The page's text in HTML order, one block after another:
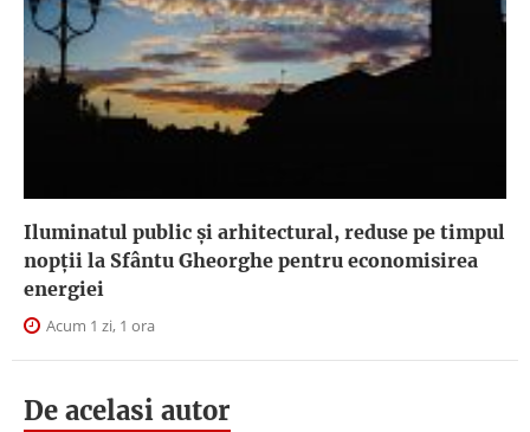
Iluminatul public şi arhitectural, reduse pe timpul
nopţii la Sfântu Gheorghe pentru economisirea
energiei
Acum 1 zi, 1 ora
De acelasi autor